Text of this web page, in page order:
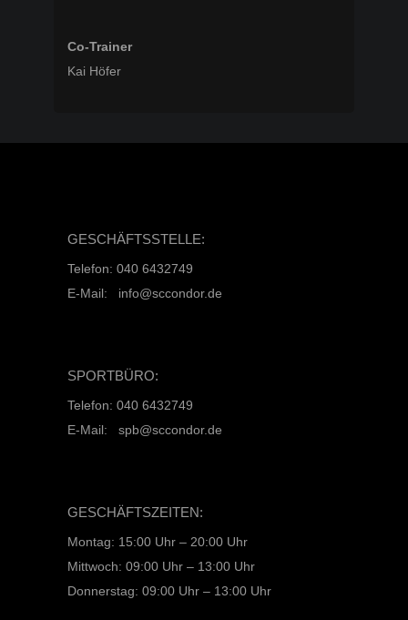
Co-Trainer
Kai Höfer
GESCHÄFTSSTELLE:
Telefon: 040 6432749
E-Mail: info@sccondor.de
SPORTBÜRO:
Telefon: 040 6432749
E-Mail: spb@sccondor.de
GESCHÄFTSZEITEN:
Montag: 15:00 Uhr – 20:00 Uhr
Mittwoch: 09:00 Uhr – 13:00 Uhr
Donnerstag: 09:00 Uhr – 13:00 Uhr